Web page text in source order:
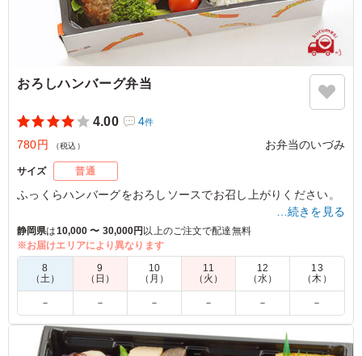
おろしハンバーグ弁当
4.00 4件
780円 （税込） お弁当のいづみ
サイズ 普通
ふっくらハンバーグをおろしソースでお召し上がりください。
4.5
おろしソースが暑い夏にもあっさり食べれて特に女性に大
好評でした。 米が高騰している昨今でもご飯がもりもり
で高評価です。 副菜もとても美味しかったです。 リピー
トしたいお弁当でした。
ご利用シーン：イベント運営›イベントスタッフ
…続きを見る
静岡県は10,000 〜 30,000円以上のご注文で配達無料
※お届けエリアにより異なります
8
（土）
9
（日）
10
（月）
11
（火）
12
（水）
13
（木）
－ － － － － －